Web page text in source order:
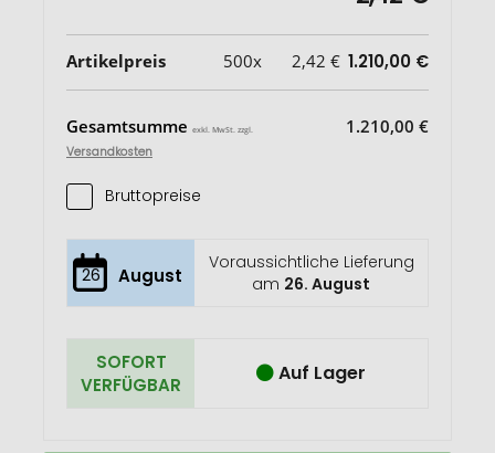
Artikelpreis 500x 2,42 € 1.210,00 €
Gesamtsumme exkl. MwSt. zzgl.
Versandkosten
1.210,00 €
Bruttopreise
26 August
Voraussichtliche Lieferung
am 26. August
SOFORT
VERFÜGBAR
Auf Lager